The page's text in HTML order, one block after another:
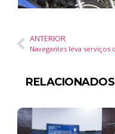
ANTERIOR
RELACIONADOS